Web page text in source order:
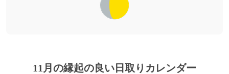
11月の縁起の良い日取りカレンダー